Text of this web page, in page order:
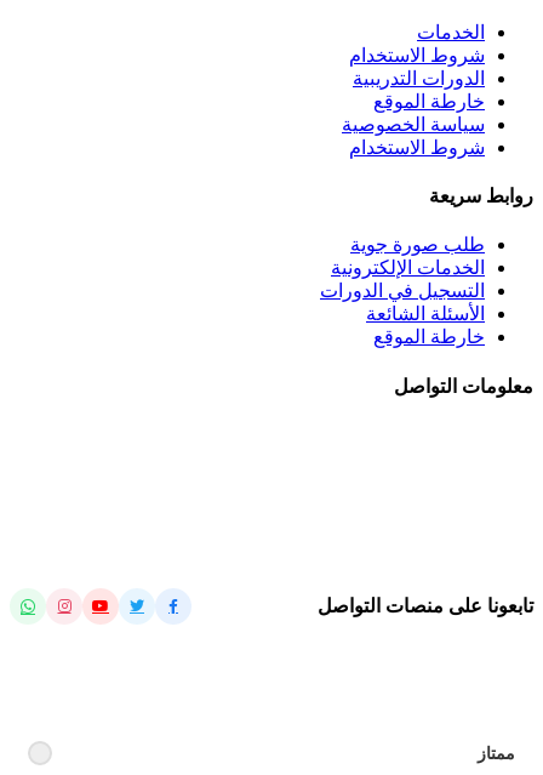
الخدمات
شروط الاستخدام
الدورات التدريبية
خارطة الموقع
سياسة الخصوصية
شروط الاستخدام
روابط سريعة
طلب صورة جوية
الخدمات الإلكترونية
التسجيل في الدورات
الأسئلة الشائعة
خارطة الموقع
معلومات التواصل
تابعونا على منصات التواصل
ممتاز